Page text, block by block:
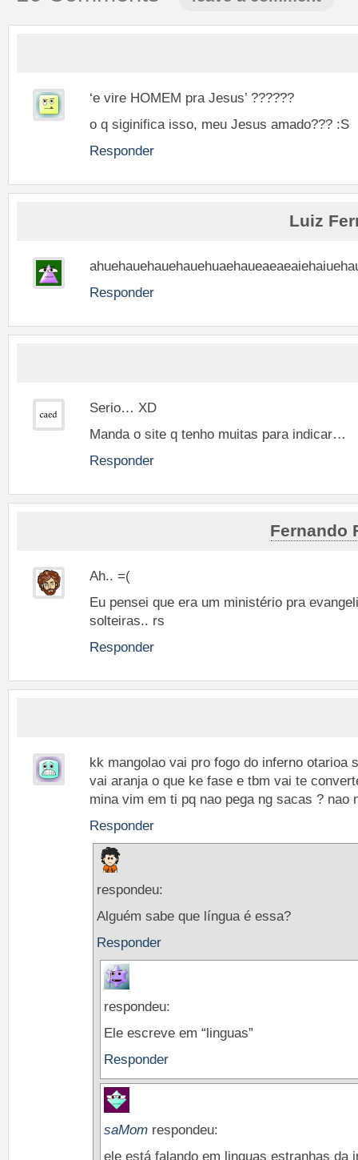
‘e vire HOMEM pra Jesus’ ??????
o q siginifica isso, meu Jesus amado??? :S
Responder
Luiz
Responder
Serio… XD
Manda o site q tenho muitas para indicar…
Responder
Fernando
Ah.. =(
Eu pensei que era um ministério pra
solteiras.. rs
Responder
kk mangolao vai pro fogo do inferno otarioa
vai aranja o que ke fase e tbm vai te
mina vim em ti pq nao pega ng sacas ? nao
Responder
respondeu:
Alguém sabe que língua é essa?
Responder
respondeu:
Ele escreve em “linguas”
Responder
saMom respondeu:
ele está falando em linguas estranhas da